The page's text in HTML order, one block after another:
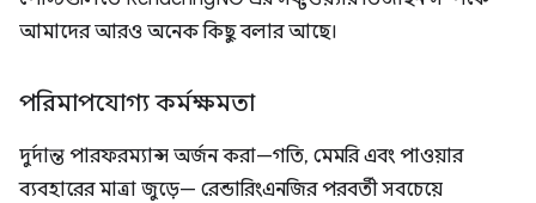
আমাদের আরও অনেক কিছু বলার আছে।
পরিমাপযোগ্য কর্মক্ষমতা
দুর্দান্ত পারফরম্যান্স অর্জন করা—গতি, মেমরি এবং পাওয়ার
ব্যবহারের মাত্রা জুড়ে— রেন্ডারিংএনজির পরবর্তী সবচেয়ে